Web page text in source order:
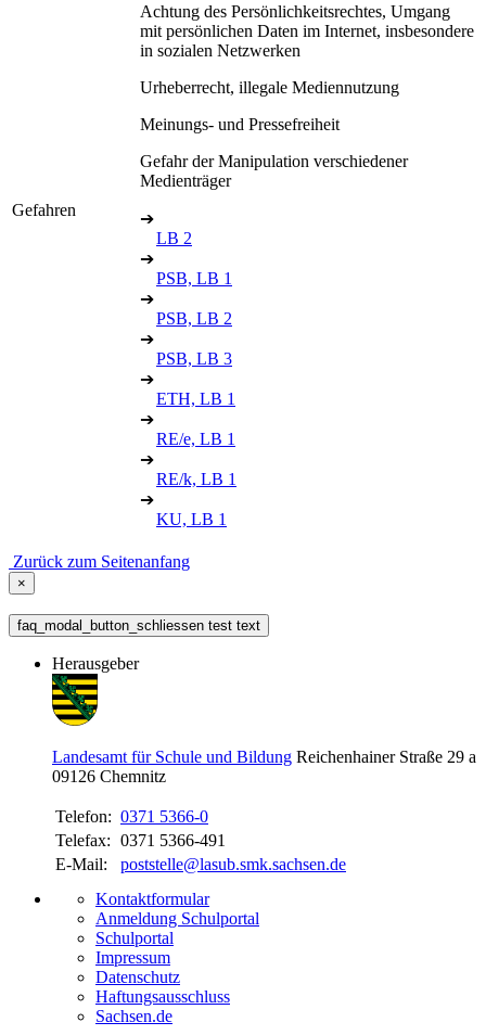
Gefahren
Achtung des Persönlichkeitsrechtes, Umgang
mit persönlichen Daten im Internet, insbesondere
in sozialen Netzwerken
Urheberrecht, illegale Mediennutzung
Meinungs- und Pressefreiheit
Gefahr der Manipulation verschiedener
Medienträger
➔
LB 2
➔
PSB, LB 1
➔
PSB, LB 2
➔
PSB, LB 3
➔
ETH, LB 1
➔
RE/e, LB 1
➔
RE/k, LB 1
➔
KU, LB 1
Zurück zum Seitenanfang
×
faq_modal_button_schliessen test text
Herausgeber
Landesamt für Schule und Bildung Reichenhainer Straße 29 a
09126 Chemnitz
Telefon: 0371 5366-0
Telefax: 0371 5366-491
E-Mail:
poststelle@lasub.smk.sachsen.de
Kontaktformular
Anmeldung Schulportal
Schulportal
Impressum
Datenschutz
Haftungsausschluss
Sachsen.de